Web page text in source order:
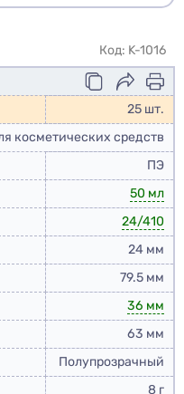
Код: K-1016
25 шт.
косметических средств
ПЭ
50 мл
24/410
24 мм
79.5 мм
36 мм
63 мм
Полупрозрачный
8 г